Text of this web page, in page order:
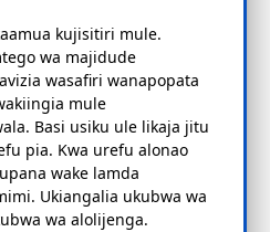
kujisitiri mule.
wa majidude
wasafiri wanapopata
mule
Basi usiku ule likaja jitu
pia. Kwa urefu alonao
wake lamda
Ukiangalia ukubwa wa
wa alolijenga.